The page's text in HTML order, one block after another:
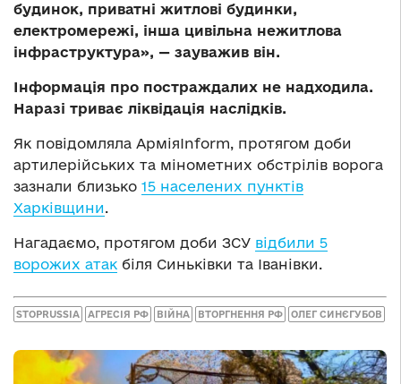
будинок, приватні житлові будинки,
електромережі, інша цивільна нежитлова
інфраструктура», — зауважив він.
Інформація про постраждалих не надходила.
Наразі триває ліквідація наслідків.
Як повідомляла АрміяInform, протягом доби
артилерійських та мінометних обстрілів ворога
зазнали близько 15 населених пунктів
Харківщини.
Нагадаємо, протягом доби ЗСУ відбили 5
ворожих атак біля Синьківки та Іванівки.
STOPRUSSIA АГРЕСІЯ РФ ВІЙНА ВТОРГНЕННЯ РФ ОЛЕГ СИНЄГУБОВ